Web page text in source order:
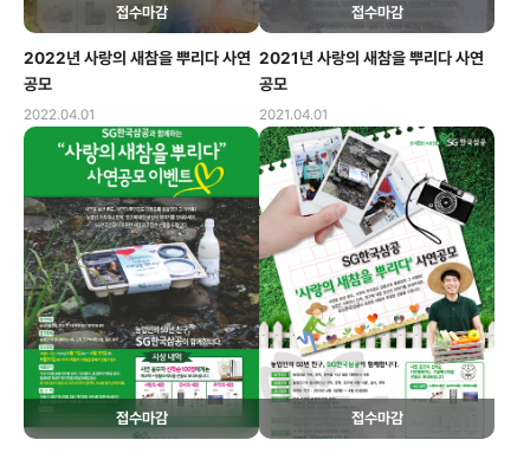
접수마감
2022년 사랑의 새참을 뿌리다 사연
공모
2022.04.01
접수마감
2021년 사랑의 새참을 뿌리다 사연
공모
2021.04.01
접수마감 접수마감